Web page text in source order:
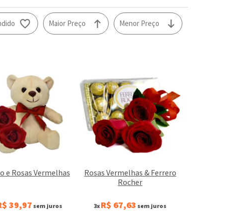
Menor Preço
Maior Preço
e Rosas Vermelhas
39,97 sem juros
Rosas Vermelhas & Ferrero
Rocher
3x R$ 67,63 sem juros